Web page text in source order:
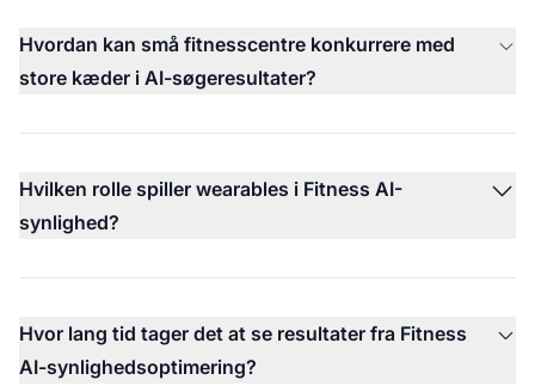
Hvordan kan små fitnesscentre konkurrere med
store kæder i AI-søgeresultater?
Hvilken rolle spiller wearables i Fitness AI-
synlighed?
Hvor lang tid tager det at se resultater fra Fitness
AI-synlighedsoptimering?